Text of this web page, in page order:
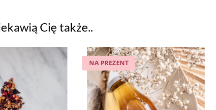
Cię także..
NA PREZENT